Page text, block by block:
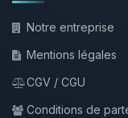
Notre entreprise
Mentions légales
CGV / CGU
Conditions de